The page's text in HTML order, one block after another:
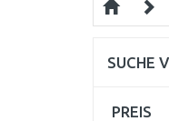
SUCHE
PREIS